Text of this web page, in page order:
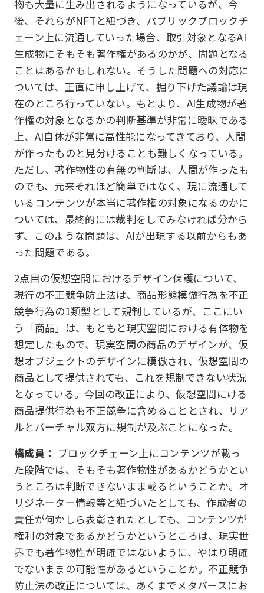
物も大量に生み出されるようになっているが、今
後、それらがNFTと紐づき、パブリックブロックチ
ェーン上に流通していった場合、取引対象となるAI
生成物にそもそも著作権があるのかが、問題となる
ことはあるかもしれない。そうした問題への対応に
ついては、正直に申し上げて、掘り下げた議論は現
在のところ行っていない。もとより、AI生成物が著
作権の対象となるかの判断基準が非常に曖昧である
上、AI自体が非常に高性能になってきており、人間
が作ったものと見分けることも難しくなっている。
ただし、著作物性の有無の判断は、人間が作ったも
のでも、元来それほど簡単ではなく、現に流通して
いるコンテンツが本当に著作権の対象になるのかに
ついては、最終的には裁判をしてみなければ分から
ず、このような問題は、AIが出現する以前からもあ
った問題である。
2点目の仮想空間におけるデザイン保護について、
現行の不正競争防止法は、商品形態模倣行為を不正
競争行為の1類型として規制しているが、ここにい
う「商品」は、もともと現実空間における有体物を
想定したもので、現実空間の商品のデザインが、仮
想オブジェクトのデザインに模倣され、仮想空間の
商品として提供されても、これを規制できない状況
となっている。今回の改正により、仮想空間にける
商品提供行為も不正競争に含めることとされ、リア
ルとバーチャル双方に規制が及ぶことになった。
構成員： ブロックチェーン上にコンテンツが載っ
た段階では、そもそも著作物性があるかどうかとい
うところは判断できないまま載るということか。オ
リジネーター情報等と紐づいたとしても、作成者の
責任が何かしら表彰されたとしても、コンテンツが
権利の対象であるかどうかというところは、現実世
界でも著作物性が明確ではないように、やはり明確
でないままの可能性があるということか。不正競争
防止法の改正については、あくまでメタバースにお